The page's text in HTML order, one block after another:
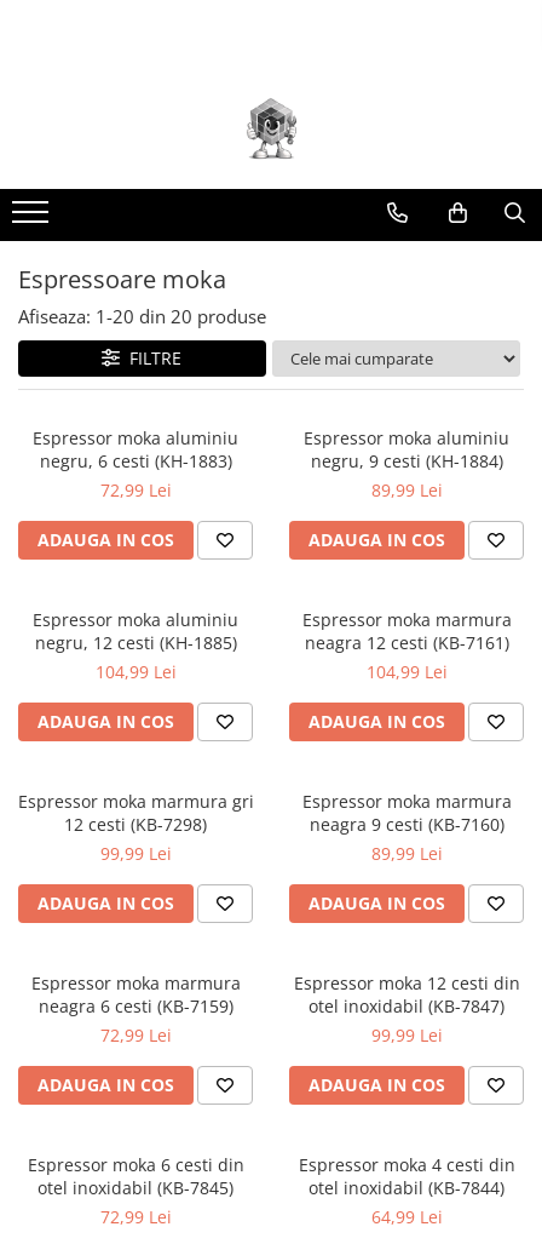
taiere/slefuire/polizare/curatare
Amestecatoare
Aparat gaurit si insurubat
Aparat carotat
Aparat de banc
Aparat masina cusut
Aparat spalat cu presiune
Aparate de ascutit
Aparate de masurat
Aparate de slefuit
Aparate de tuns
Aparate pe acumulator / baterie
Baterii incarcatoare
Cantar electronic
Ciocane rotopercutoare
Fierastraie
Generatoare de ozon
Invertor / convertor curent
Macara electrica
Nivela Laser
Pistoale termice
Espressoare moka
Afiseaza: 1-20 din 20 produse
FILTRE
Espressor moka aluminiu
negru, 6 cesti (KH-1883)
72,99 Lei
ADAUGA IN COS
Espressor moka aluminiu
negru, 9 cesti (KH-1884)
89,99 Lei
ADAUGA IN COS
Espressor moka aluminiu
negru, 12 cesti (KH-1885)
104,99 Lei
ADAUGA IN COS
Espressor moka marmura
neagra 12 cesti (KB-7161)
104,99 Lei
ADAUGA IN COS
Espressor moka marmura gri
12 cesti (KB-7298)
99,99 Lei
ADAUGA IN COS
Espressor moka marmura
neagra 9 cesti (KB-7160)
89,99 Lei
ADAUGA IN COS
Espressor moka marmura
neagra 6 cesti (KB-7159)
72,99 Lei
ADAUGA IN COS
Espressor moka 12 cesti din
otel inoxidabil (KB-7847)
99,99 Lei
ADAUGA IN COS
Espressor moka 6 cesti din
otel inoxidabil (KB-7845)
72,99 Lei
Espressor moka 4 cesti din
otel inoxidabil (KB-7844)
64,99 Lei